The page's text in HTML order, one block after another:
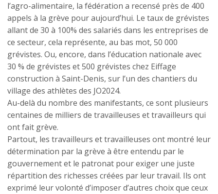
l’agro-alimentaire, la fédération a recensé près de 400
appels à la grève pour aujourd’hui. Le taux de grévistes
allant de 30 à 100% des salariés dans les entreprises de
ce secteur, cela représente, au bas mot, 50 000
grévistes. Ou, encore, dans l’éducation nationale avec
30 % de grévistes et 500 grévistes chez Eiffage
construction à Saint-Denis, sur l’un des chantiers du
village des athlètes des JO2024.
Au-delà du nombre des manifestants, ce sont plusieurs
centaines de milliers de travailleuses et travailleurs qui
ont fait grève.
Partout, les travailleurs et travailleuses ont montré leur
détermination par la grève à être entendu par le
gouvernement et le patronat pour exiger une juste
répartition des richesses créées par leur travail. Ils ont
exprimé leur volonté d’imposer d’autres choix que ceux